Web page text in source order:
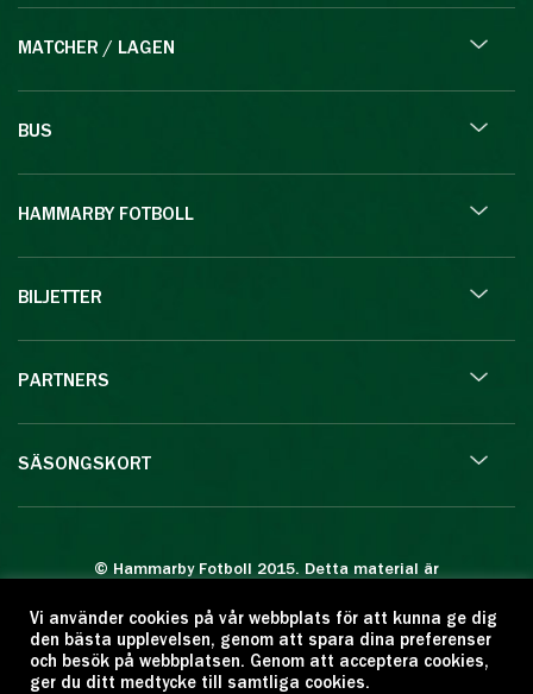
MATCHER / LAGEN
BUS
HAMMARBY FOTBOLL
BILJETTER
PARTNERS
SÄSONGSKORT
© Hammarby Fotboll 2015. Detta material är
Eftertryck eller annan kopiering är förbjuden.
Citera oss gärna men ange källan:
www.hammarbyfotboll.se. Ansvarig utgivare:
Vi använder cookies på vår webbplats för att kunna ge dig
den bästa upplevelsen, genom att spara dina preferenser
och besök på webbplatsen. Genom att acceptera cookies,
ger du ditt medtycke till samtliga cookies.